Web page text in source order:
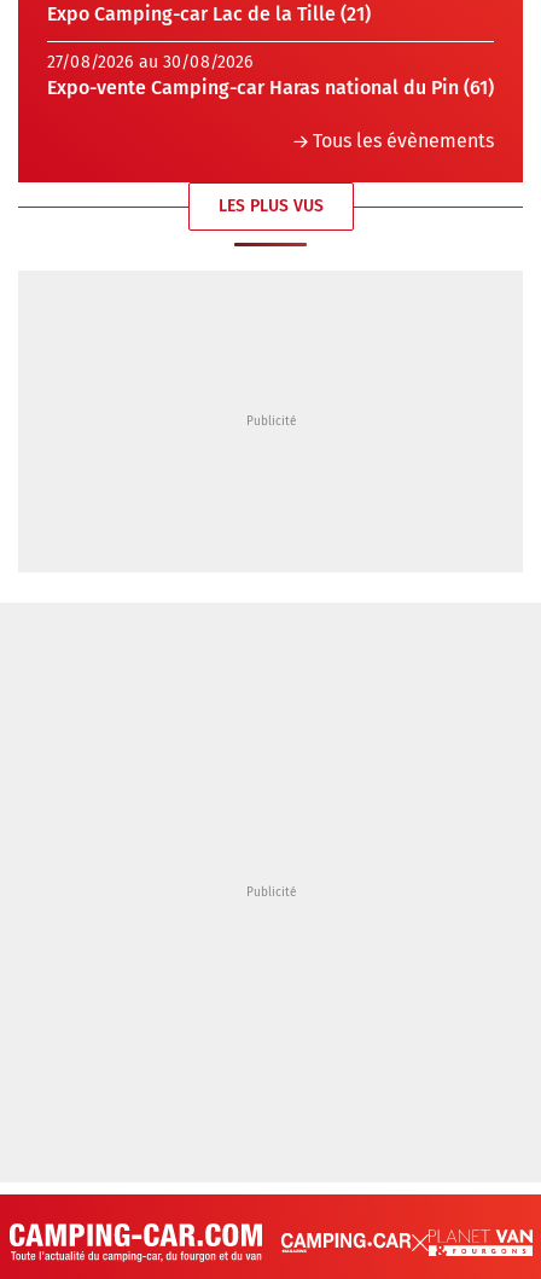
Expo Camping-car Lac de la Tille (21)
27/08/2026 au 30/08/2026
Expo-vente Camping-car Haras national du Pin (61)
Tous les évènements
LES PLUS VUS